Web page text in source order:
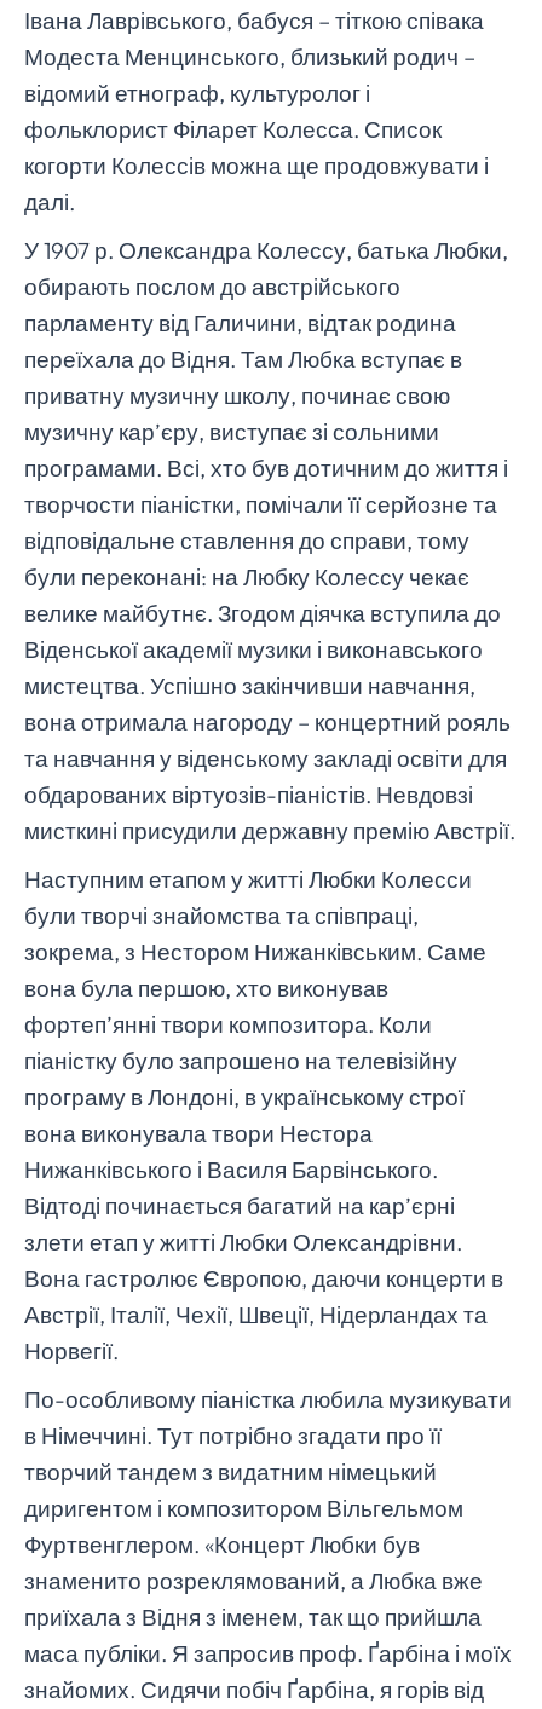
Івана Лаврівського, бабуся – тіткою співака
Модеста Менцинського, близький родич –
відомий етнограф, культуролог і
фольклорист Філарет Колесса. Список
когорти Колессів можна ще продовжувати і
далі.
У 1907 р. Олександра Колессу, батька Любки,
обирають послом до австрійського
парламенту від Галичини, відтак родина
переїхала до Відня. Там Любка вступає в
приватну музичну школу, починає свою
музичну кар’єру, виступає зі сольними
програмами. Всі, хто був дотичним до життя і
творчости піаністки, помічали її серйозне та
відповідальне ставлення до справи, тому
були переконані: на Любку Колессу чекає
велике майбутнє. Згодом діячка вступила до
Віденської академії музики і виконавського
мистецтва. Успішно закінчивши навчання,
вона отримала нагороду – концертний рояль
та навчання у віденському закладі освіти для
обдарованих віртуозів-піаністів. Невдовзі
мисткині присудили державну премію Австрії.
Наступним етапом у житті Любки Колесси
були творчі знайомства та співпраці,
зокрема, з Нестором Нижанківським. Саме
вона була першою, хто виконував
фортеп’янні твори композитора. Коли
піаністку було запрошено на телевізійну
програму в Лондоні, в українському строї
вона виконувала твори Нестора
Нижанківського і Василя Барвінського.
Відтоді починається багатий на кар’єрні
злети етап у житті Любки Олександрівни.
Вона гастролює Європою, даючи концерти в
Австрії, Італії, Чехії, Швеції, Нідерландах та
Норвегії.
По-особливому піаністка любила музикувати
в Німеччині. Тут потрібно згадати про її
творчий тандем з видатним німецький
диригентом і композитором Вільгельмом
Фуртвенглером. «Концерт Любки був
знаменито розреклямований, а Любка вже
приїхала з Відня з іменем, так що прийшла
маса публіки. Я запросив проф. Ґарбіна і моїх
знайомих. Сидячи побіч Ґарбіна, я горів від